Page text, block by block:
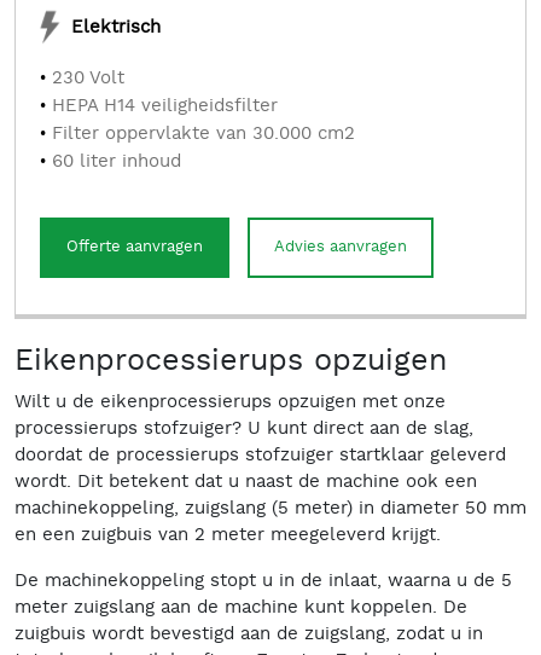
Elektrisch
230 Volt
HEPA H14 veiligheidsfilter
Filter oppervlakte van 30.000 cm2
60 liter inhoud
Offerte aanvragen Advies aanvragen
Eikenprocessierups opzuigen
Wilt u de eikenprocessierups opzuigen met onze
processierups stofzuiger? U kunt direct aan de slag,
doordat de processierups stofzuiger startklaar geleverd
wordt. Dit betekent dat u naast de machine ook een
machinekoppeling, zuigslang (5 meter) in diameter 50 mm
en een zuigbuis van 2 meter meegeleverd krijgt.
De machinekoppeling stopt u in de inlaat, waarna u de 5
meter zuigslang aan de machine kunt koppelen. De
zuigbuis wordt bevestigd aan de zuigslang, zodat u in